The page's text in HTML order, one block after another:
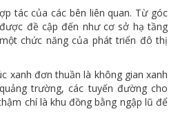
tác của các bên liên quan. Từ góc
đề cập đến như cơ sở hạ tầng
chức năng của phát triển đô thị
xanh đơn thuần là không gian xanh
trường, các tuyến đường cho
chí là khu đồng bằng ngập lũ để